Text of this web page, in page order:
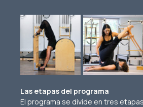
Las etapas del programa
El programa se divide en tres